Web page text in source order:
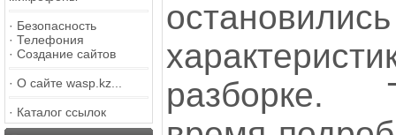
· Безопасность
· Телефония
· Создание сайтов
· О сайте wasp.kz...
· Каталог ссылок
разборке.